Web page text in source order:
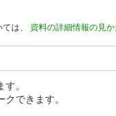
は、 資料の詳細情報の見か
。
できます。